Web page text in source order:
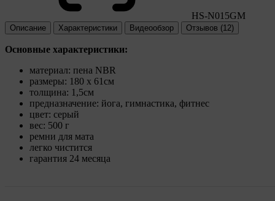
HS-N015GM
Описание Характеристики Видеообзор Отзывов (12)
Основные характеристики:
материал: пена NBR
размеры: 180 x 61см
толщина: 1,5см
предназначение: йога, гимнастика, фитнес
цвет: серый
вес: 500 г
ремни для мата
легко чистится
гарантия 24 месяца